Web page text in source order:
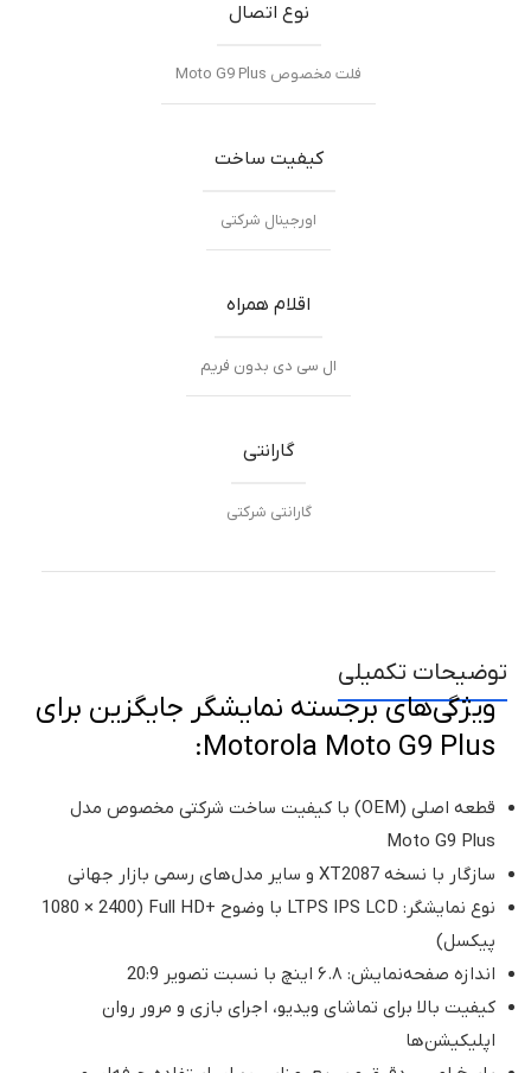
نوع اتصال
فلت مخصوص Moto G9 Plus
کیفیت ساخت
اورجینال شرکتی
اقلام همراه
ال سی دی بدون فریم
گارانتی
گارانتی شرکتی
توضیحات تکمیلی
ویژگی‌های برجسته نمایشگر جایگزین برای
Motorola Moto G9 Plus:
قطعه اصلی (OEM) با کیفیت ساخت شرکتی مخصوص مدل
Moto G9 Plus
سازگار با نسخه XT2087 و سایر مدل‌های رسمی بازار جهانی
نوع نمایشگر: LTPS IPS LCD با وضوح +Full HD (1080 × 2400
پیکسل)
اندازه صفحه‌نمایش: ۶.۸ اینچ با نسبت تصویر 20:9
کیفیت بالا برای تماشای ویدیو، اجرای بازی و مرور روان
اپلیکیشن‌ها